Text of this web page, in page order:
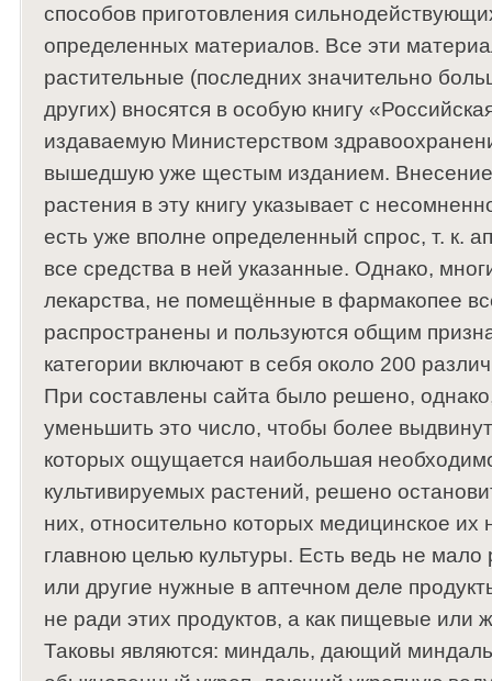
способов приготовления
определенных материалов. Все эти
растительные (последних значительно
других) вносятся в особую книгу
издаваемую Министерством
вышедшую уже щестым изданием. Внесение
растения в эту книгу указывает с
есть уже вполне определенный спрос, т. к.
все средства в ней указанные. Однако,
лекарства, не помещённые в фармакопее
распространены и пользуются общим
категории включают в себя около 200
При составлены сайта было решено,
уменьшить это число, чтобы более
которых ощущается наибольшая
культивируемых растений, решено
них, относительно которых медицинское их
главною целью культуры. Есть ведь не
или другие нужные в аптечном деле
не ради этих продуктов, а как пищевые или
Таковы являются: миндаль, дающий